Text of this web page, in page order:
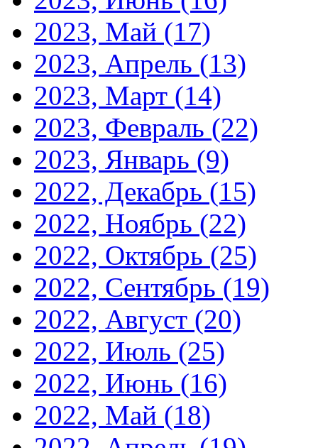
2023, Май (17)
2023, Апрель (13)
2023, Март (14)
2023, Февраль (22)
2023, Январь (9)
2022, Декабрь (15)
2022, Ноябрь (22)
2022, Октябрь (25)
2022, Сентябрь (19)
2022, Август (20)
2022, Июль (25)
2022, Июнь (16)
2022, Май (18)